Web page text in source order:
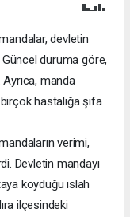
devletin
Güncel duruma göre,
manda
hastalığa şifa
verimi,
Devletin mandayı
koyduğu ıslah
ilçesindeki